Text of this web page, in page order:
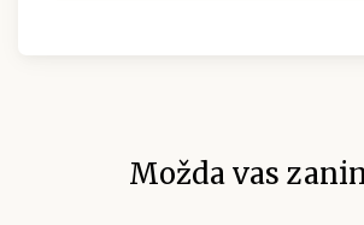
Možda vas